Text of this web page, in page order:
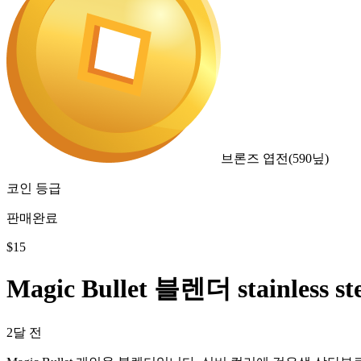
브론즈 엽전(590닢)
코인 등급
판매완료
$15
Magic Bullet 블렌더 stainless
2달 전